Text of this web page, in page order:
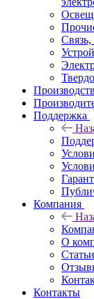
Поддержка
Компания
О
Контакты